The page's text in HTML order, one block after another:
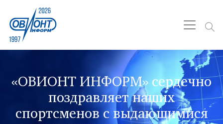
«ОВИОНТ ИНФОРМ» сердечно
поздравляет наших
спортсменов с выдающимися